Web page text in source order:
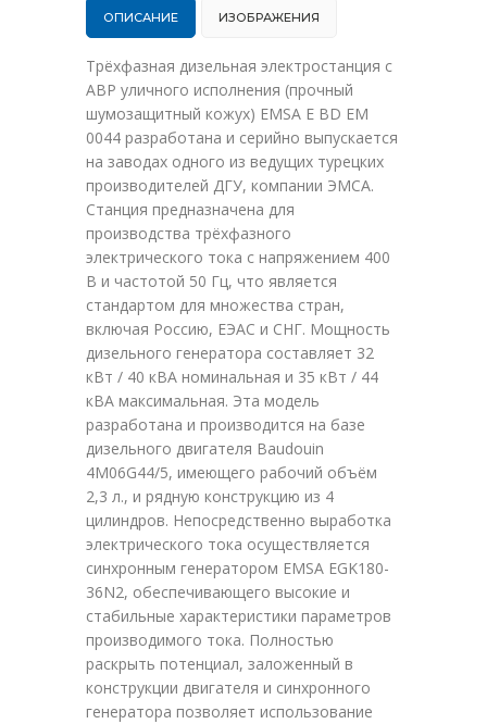
ОПИСАНИЕ ИЗОБРАЖЕНИЯ
Трёхфазная дизельная электростанция с
АВР уличного исполнения (прочный
шумозащитный кожух) EMSA E BD EM
0044 разработана и серийно выпускается
на заводах одного из ведущих турецких
производителей ДГУ, компании ЭМСА.
Станция предназначена для
производства трёхфазного
электрического тока с напряжением 400
В и частотой 50 Гц, что является
стандартом для множества стран,
включая Россию, ЕЭАС и СНГ. Мощность
дизельного генератора составляет 32
кВт / 40 кВА номинальная и 35 кВт / 44
кВА максимальная. Эта модель
разработана и производится на базе
дизельного двигателя Baudouin
4M06G44/5, имеющего рабочий объём
2,3 л., и рядную конструкцию из 4
цилиндров. Непосредственно выработка
электрического тока осуществляется
синхронным генератором EMSA EGK180-
36N2, обеспечивающего высокие и
стабильные характеристики параметров
производимого тока. Полностью
раскрыть потенциал, заложенный в
конструкции двигателя и синхронного
генератора позволяет использование